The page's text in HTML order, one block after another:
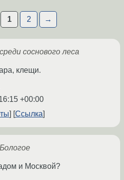
1 2 →
соснового леса
клещи.
+00:00
Ссылка
и Москвой?